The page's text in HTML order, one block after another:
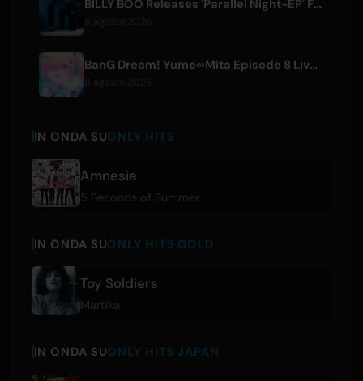
BILLY BOO Releases 'Parallel Night-EP' Featuring TV Drama Theme Song
BanG Dream! Yume∞Mita Episode 8 Live Clip Released
IN ONDA SUONLY HITS
Amnesia
5 Seconds of Summer
IN ONDA SUONLY HITS GOLD
Toy Soldiers
Martika
IN ONDA SUONLY HITS JAPAN